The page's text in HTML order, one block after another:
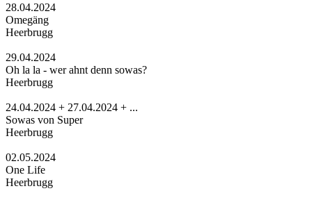
28.04.2024
Omegäng
Heerbrugg
29.04.2024
Oh la la - wer ahnt denn sowas?
Heerbrugg
24.04.2024 + 27.04.2024 + ...
Sowas von Super
Heerbrugg
02.05.2024
One Life
Heerbrugg